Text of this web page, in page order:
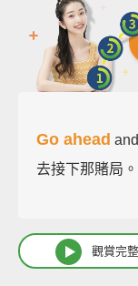
Go ahead
去接下那賭局。
觀賞完